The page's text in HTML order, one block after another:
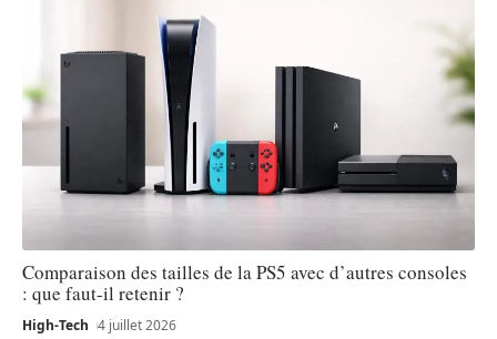
Comparaison des tailles de la PS5 avec d’autres consoles
: que faut-il retenir ?
High-Tech 4 juillet 2026